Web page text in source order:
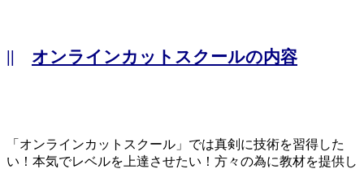
|| オンラインカットスクールの内容
「オンラインカットスクール」では真剣に技術を習得した
い！本気でレベルを上達させたい！方々の為に教材を提供し